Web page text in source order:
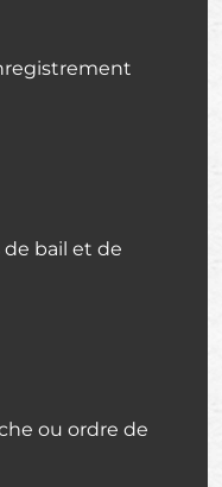
bail et de
ou ordre de